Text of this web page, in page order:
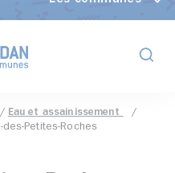
Eau et assainissement
des-Petites-Roches